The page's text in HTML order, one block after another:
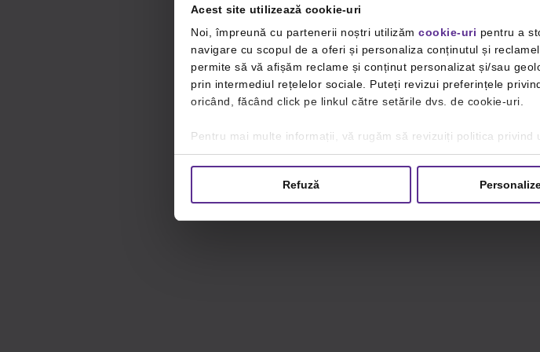
Acest site utilizează cookie-uri
Noi, împreună cu partenerii noștri utilizăm cookie-uri pentru a
navigare cu scopul de a oferi și personaliza conținutul și
permite să vă afișăm reclame și conținut personalizat și/sau
prin intermediul rețelelor sociale. Puteți revizui preferințele
oricând, făcând click pe linkul către setările dvs. de cookie-uri.
Pentru mai multe informații, vă rugăm să revizuiți politica privind
Refuză